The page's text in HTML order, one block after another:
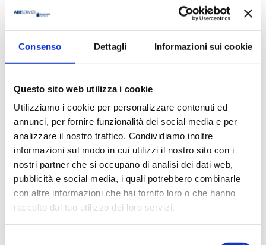
Consenso Dettagli Informazioni sui cookie
Questo sito web utilizza i cookie
Utilizziamo i cookie per personalizzare contenuti ed
annunci, per fornire funzionalità dei social media e per
analizzare il nostro traffico. Condividiamo inoltre
informazioni sul modo in cui utilizzi il nostro sito con i
nostri partner che si occupano di analisi dei dati web,
pubblicità e social media, i quali potrebbero combinarle
con altre informazioni che hai fornito loro o che hanno
raccolto dal tuo utilizzo dei loro servizi.
la storia degli acquisti effettuati
Cliente già registrato